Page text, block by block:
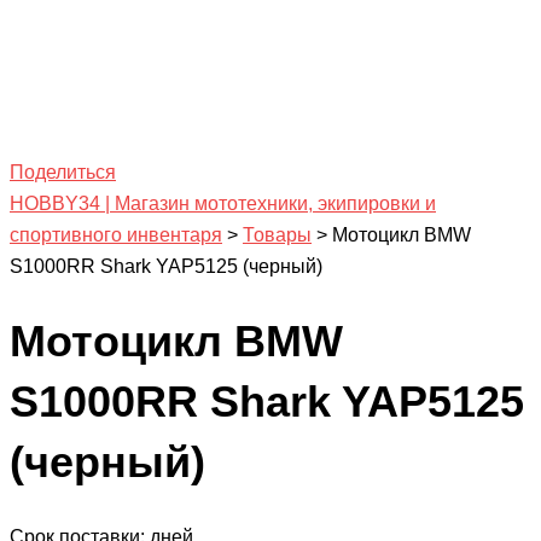
Поделиться
HOBBY34 | Магазин мототехники, экипировки и
спортивного инвентаря > Товары > Мотоцикл BMW
S1000RR Shark YAP5125 (черный)
Мотоцикл BMW
S1000RR Shark YAP5125
(черный)
Срок поставки: дней